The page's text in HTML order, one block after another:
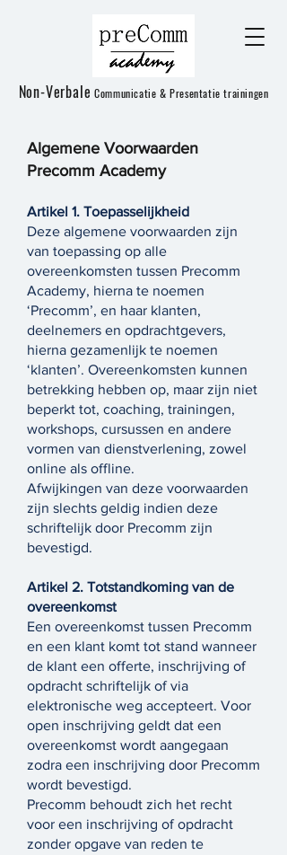
Non-Verbale Communicatie & Presentatie trainingen
Algemene Voorwaarden
Precomm Academy
Artikel 1. Toepasselijkheid
Deze algemene voorwaarden zijn
van toepassing op alle
overeenkomsten tussen Precomm
Academy, hierna te noemen
‘Precomm’, en haar klanten,
deelnemers en opdrachtgevers,
hierna gezamenlijk te noemen
‘klanten’. Overeenkomsten kunnen
betrekking hebben op, maar zijn niet
beperkt tot, coaching, trainingen,
workshops, cursussen en andere
vormen van dienstverlening, zowel
online als offline.
Afwijkingen van deze voorwaarden
zijn slechts geldig indien deze
schriftelijk door Precomm zijn
bevestigd.
Artikel 2. Totstandkoming van de
overeenkomst
Een overeenkomst tussen Precomm
en een klant komt tot stand wanneer
de klant een offerte, inschrijving of
opdracht schriftelijk of via
elektronische weg accepteert. Voor
open inschrijving geldt dat een
overeenkomst wordt aangegaan
zodra een inschrijving door Precomm
wordt bevestigd.
Precomm behoudt zich het recht
voor een inschrijving of opdracht
zonder opgave van reden te